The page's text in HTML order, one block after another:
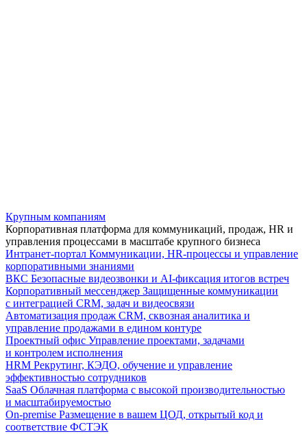
Крупным компаниям
Корпоративная платформа для коммуникаций, продаж, HR и
управления процессами в масштабе крупного бизнеса
Интранет-портал Коммуникации, HR-процессы и управление
корпоративными знаниями
ВКС Безопасные видеозвонки и AI-фиксация итогов встреч
Корпоративный мессенджер Защищенные коммуникации
с интеграцией CRM, задач и видеосвязи
Автоматизация продаж CRM, сквозная аналитика и
управление продажами в едином контуре
Проектный офис Управление проектами, задачами
и контролем исполнения
HRM Рекрутинг, КЭДО, обучение и управление
эффективностью сотрудников
SaaS Облачная платформа с высокой производительностью
и масштабируемостью
On-premise Размещение в вашем ЦОД, открытый код и
соответствие ФСТЭК